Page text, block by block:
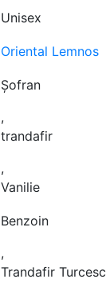
Unisex
Oriental Lemnos
Șofran
,
trandafir
,
Vanilie
Benzoin
,
Trandafir Turcesc